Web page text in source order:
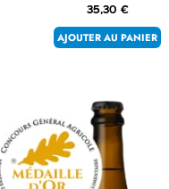
35,30 €
AJOUTER AU PANIER